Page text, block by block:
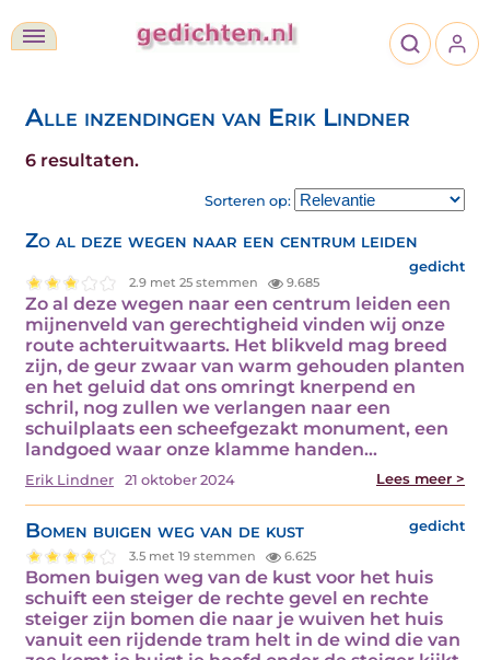
Alle inzendingen van Erik Lindner
6 resultaten.
Sorteren op:
Zo al deze wegen naar een centrum leiden
gedicht
2.9 met 25 stemmen 9.685
Zo al deze wegen naar een centrum leiden een
mijnenveld van gerechtigheid vinden wij onze
route achteruitwaarts. Het blikveld mag breed
zijn, de geur zwaar van warm gehouden planten
en het geluid dat ons omringt knerpend en
schril, nog zullen we verlangen naar een
schuilplaats een scheefgezakt monument, een
landgoed waar onze klamme handen…
Erik Lindner 21 oktober 2024 Lees meer >
Bomen buigen weg van de kust gedicht
3.5 met 19 stemmen 6.625
Bomen buigen weg van de kust voor het huis
schuift een steiger de rechte gevel en rechte
steiger zijn bomen die naar je wuiven het huis
vanuit een rijdende tram helt in de wind die van